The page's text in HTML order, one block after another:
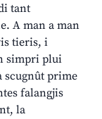
tant
A man a man
tieris, i
simpri plui
scugnût prime
falangjis
la